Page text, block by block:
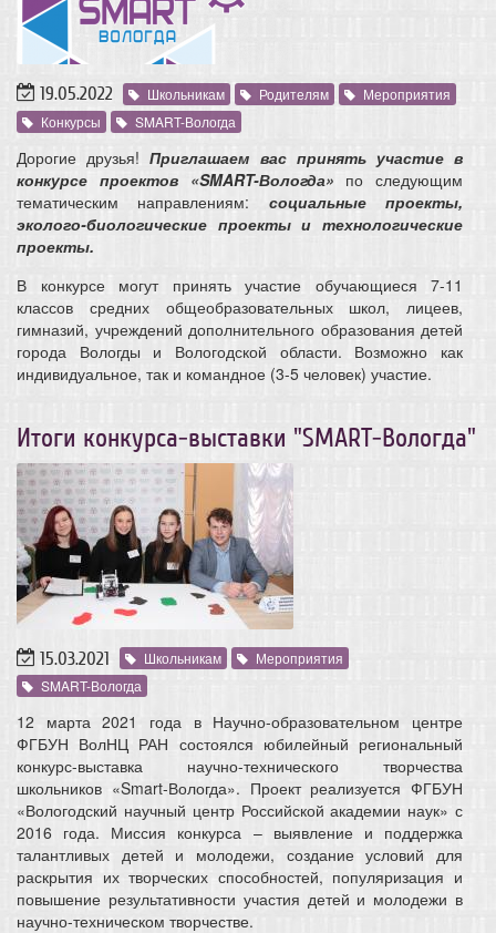
19.05.2022 Школьникам Родителям
Мероприятия
Конкурсы
SMART-Вологда
Дорогие друзья!Приглашаем вас принять участие в
конкурсе проектов «SMART-Вологда» по следующим
тематическим направлениям: социальные проекты,
эколого-биологические проекты и технологические
проекты.
В конкурсе могут принять участие обучающиеся 7-11
классов средних общеобразовательных школ, лицеев,
гимназий, учреждений дополнительного образования детей
города Вологды и Вологодской области. Возможно как
индивидуальное, так и командное (3-5 человек) участие.
Итоги конкурса-выставки "SMART-Вологда"
15.03.2021 Школьникам
Мероприятия
SMART-Вологда
12 марта 2021 года в Научно-образовательном центре
ФГБУН ВолНЦ РАН состоялся юбилейный региональный
конкурс-выставка научно-технического творчества
школьников «Smart-Вологда». Проект реализуется ФГБУН
«Вологодский научный центр Российской академии наук» с
2016 года. Миссия конкурса – выявление и поддержка
талантливых детей и молодежи, создание условий для
раскрытия их творческих способностей, популяризация и
повышение результативности участия детей и молодежи в
научно-техническом творчестве.